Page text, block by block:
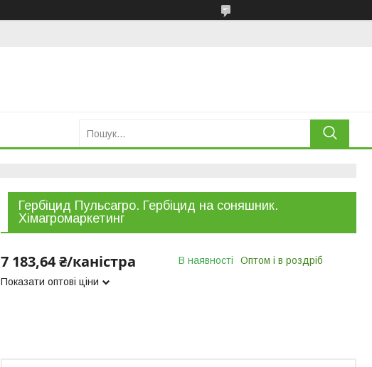
Гербіцид Пульсагро. Гербіцид на соняшник.
Хімагромаркетинг
7 183,64 ₴/каністра
Показати оптові ціни
В наявності Оптом і в роздріб